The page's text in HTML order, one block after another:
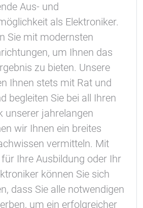
Aus- und
als Elektroniker.
Sie mit modernsten
um Ihnen das
zu bieten. Unsere
Ihnen stets mit Rat und
begleiten Sie bei all Ihren
unserer jahrelangen
wir Ihnen ein breites
vermitteln. Mit
Ihre Ausbildung oder Ihr
können Sie sich
dass Sie alle notwendigen
um ein erfolgreicher
zu können, werden von
Medien Cookies gesetzt.